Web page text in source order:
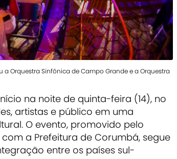
Orquestra Sinfônica de Campo Grande e a Orquestra
na noite de quinta-feira (14), no
artistas e público em uma
O evento, promovido pelo
a Prefeitura de Corumbá, segue
entre os países sul-